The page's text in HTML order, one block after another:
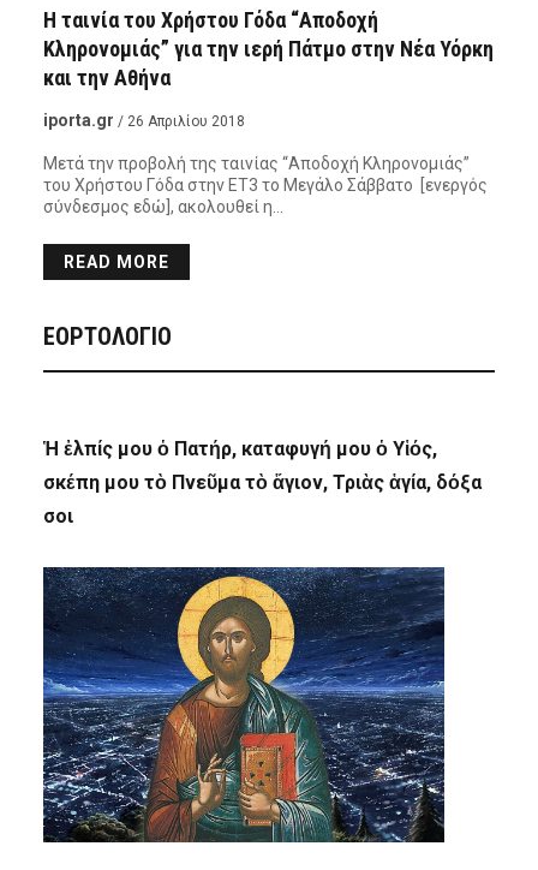
Η ταινία του Χρήστου Γόδα “Αποδοχή
Κληρονομιάς” για την ιερή Πάτμο στην Νέα Υόρκη
και την Αθήνα
iporta.gr / 26 Απριλίου 2018
Μετά την προβολή της ταινίας “Αποδοχή Κληρονομιάς”
του Χρήστου Γόδα στην ΕΤ3 το Μεγάλο Σάββατο [ενεργός
σύνδεσμος εδώ], ακολουθεί η…
READ MORE
ΕΟΡΤΟΛΟΓΙΟ
Ἡ ἐλπίς μου ὁ Πατήρ, καταφυγή μου ὁ Υἱός,
σκέπη μου τὸ Πνεῦμα τὸ ἅγιον, Τριὰς ἁγία, δόξα
σοι